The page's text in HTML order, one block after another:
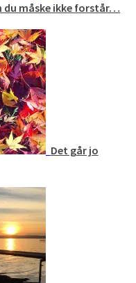
du måske ikke forstår…
Det går jo